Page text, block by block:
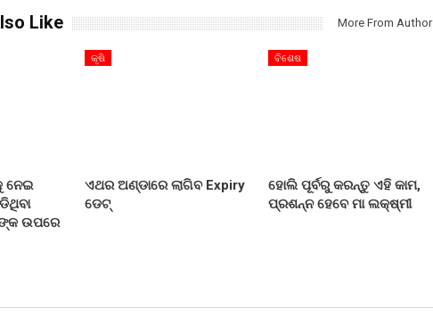
Like More From Author
ନେଇ
ଉପରେ
କୃଷି
ଏଥର ଅଣ୍ଡାରେ ଲାଗିବ Expiry
ଡେଟ୍
ବିଶେଷ
ହୋଲି ପୂର୍ବରୁ କରନ୍ତୁ ଏହି କାମ,
ପ୍ରଶନ୍ନ ହେବେ ମା ଲକ୍ଷ୍ମୀ